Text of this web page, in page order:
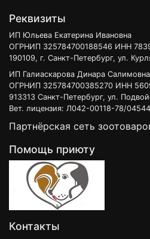
Реквизиты
ИП Юльева Екатерина Ивановна
ОГРНИП 325784700188546 ИНН
190109, г. Санкт-Петербург, ул.
ИП Галиаскарова Динара Салимовна
ОГРНИП 325784700385270 ИНН
913313 Санкт-Петербург, ул.
Вет. лицензия: Л042-00118-78/
Партнёрская сеть
Помощь приюту
Контакты